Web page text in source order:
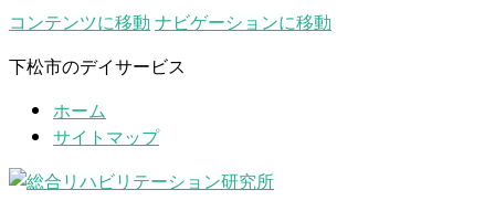
コンテンツに移動 ナビゲーションに移動
下松市のデイサービス
ホーム
サイトマップ